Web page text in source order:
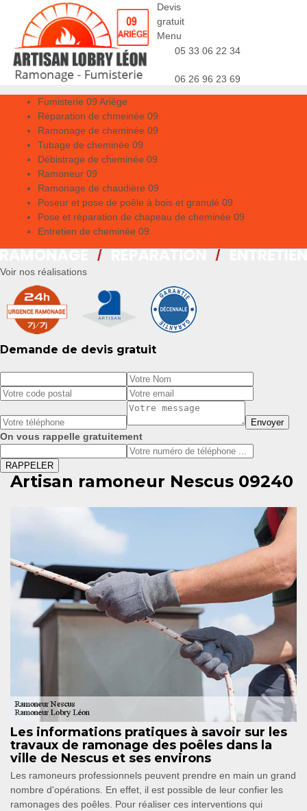
Devis
gratuit
Menu
05 33 06 22 34
06 26 96 23 69
Fumisterie 09 Ariège
Réparation de chmeinée 09
Ramonage de cheminée 09
Tubage de cheminée 09
Débistrage de cheminée 09
Ramoneur 09
Ramonage de chaudière 09
Poseur et pose de poêle à bois et granulé 09
Pose et réparation de chapeau de cheminée 09
Entretien de cheminée 09
Voir nos réalisations
Demande de devis gratuit
On vous rappelle gratuitement
Artisan ramoneur Nescus 09240
Les informations pratiques à savoir sur les
travaux de ramonage des poêles dans la
ville de Nescus et ses environs
Les ramoneurs professionnels peuvent prendre en main un grand
nombre d'opérations. En effet, il est possible de leur confier les
ramonages des poêles. Pour réaliser ces interventions qui